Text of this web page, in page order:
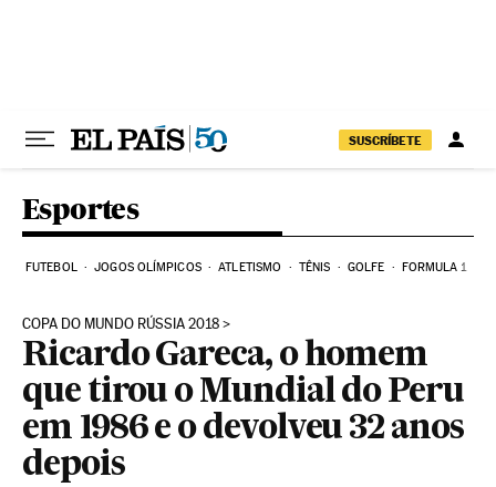
SUSCRÍBETE
Esportes
FUTEBOL JOGOS OLÍMPICOS ATLETISMO TÊNIS GOLFE FORMULA 1
COPA DO MUNDO RÚSSIA 2018
Ricardo Gareca, o homem
que tirou o Mundial do Peru
em 1986 e o devolveu 32 anos
depois